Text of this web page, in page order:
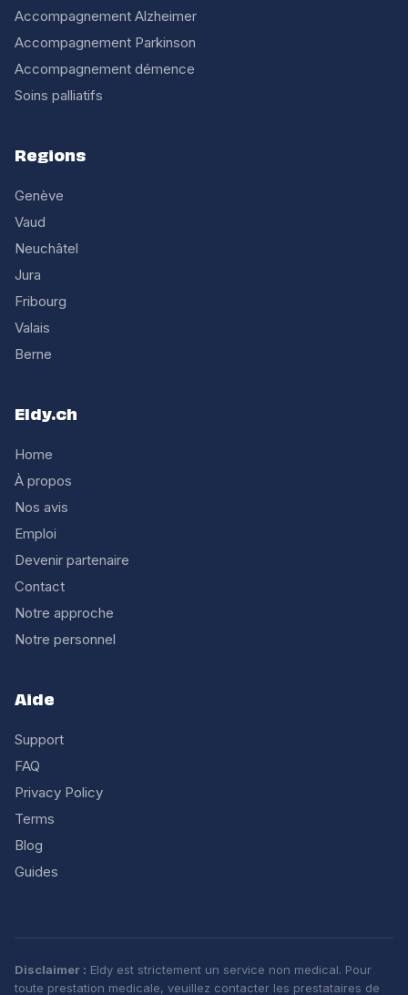
Accompagnement Alzheimer
Accompagnement Parkinson
Accompagnement démence
Soins palliatifs
Regions
Genève
Vaud
Neuchâtel
Jura
Fribourg
Valais
Berne
Eldy.ch
Home
À propos
Nos avis
Emploi
Devenir partenaire
Contact
Notre approche
Notre personnel
Aide
Support
FAQ
Privacy Policy
Terms
Blog
Guides
Disclaimer : Eldy est strictement un service non medical. Pour
toute prestation medicale, veuillez contacter les prestataires de